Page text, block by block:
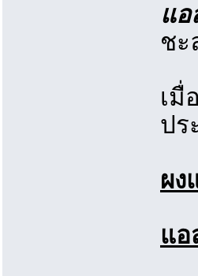
แอ
ชะ
เมื่
ปร
ผง
แอ